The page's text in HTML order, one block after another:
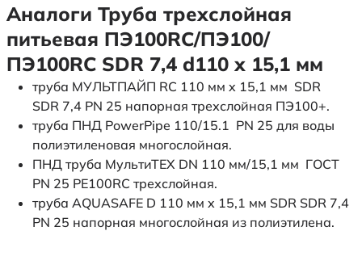
Аналоги Труба трехслойная
питьевая ПЭ100RC/ПЭ100/
ПЭ100RC SDR 7,4 d110 х 15,1 мм
труба МУЛЬТПАЙП RC 110 мм x 15,1 мм SDR
SDR 7,4 PN 25 напорная трехслойная ПЭ100+.
труба ПНД PowerPipe 110/15.1 PN 25 для воды
полиэтиленовая многослойная.
ПНД труба МультиТЕХ DN 110 мм/15,1 мм ГОСТ
PN 25 PE100RC трехслойная.
труба AQUASAFE D 110 мм x 15,1 мм SDR SDR 7,4
PN 25 напорная многослойная из полиэтилена.